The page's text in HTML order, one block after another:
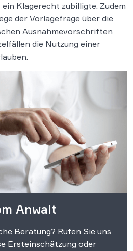
Klagerecht zubilligte. Zudem
der Vorlagefrage über die
Ausnahmevorschriften
die Nutzung einer
Anwalt
Beratung? Rufen Sie uns
Ersteinschätzung oder